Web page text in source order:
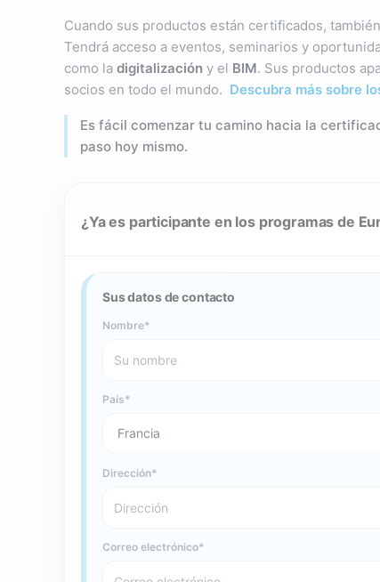
Cuando sus productos están certificados,
Tendrá acceso a eventos, seminarios y
como la digitalización y el BIM. Sus productos
socios en todo el mundo. Descubra más sobre
Es fácil comenzar tu camino hacia la
paso hoy mismo.
¿Ya es participante en los programas de
Sus datos de contacto
Nombre
País
Dirección
Correo electrónico